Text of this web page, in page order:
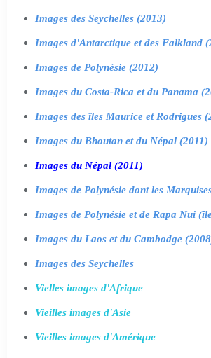
Images des Seychelles (2013)
Images d'Antarctique et des Falkland
Images de Polynésie (2012)
Images du Costa-Rica et du Panama
Images des îles Maurice et Rodrigues
Images du Bhoutan et du Népal (2011)
Images du Népal (2011)
Images de Polynésie dont les
Images de Polynésie et de Rapa Nui
Images du Laos et du Cambodge
Images des Seychelles
Vielles images d'Afrique
Vieilles images d'Asie
Vieilles images d'Amérique